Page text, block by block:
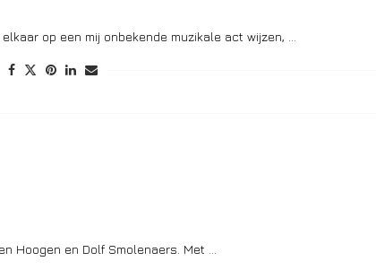
op een mij onbekende muzikale act wijzen, …
Hoogen en Dolf Smolenaers. Met …